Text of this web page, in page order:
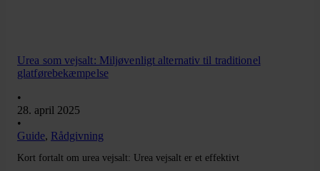
Urea som vejsalt: Miljøvenligt alternativ til traditionel
glatførebekæmpelse
•
28. april 2025
•
Guide, Rådgivning
Kort fortalt om urea vejsalt: Urea vejsalt er et effektivt